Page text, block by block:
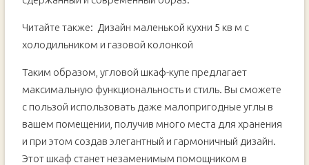
Читайте также: Дизайн маленькой кухни 5 кв м с
холодильником и газовой колонкой
Таким образом, угловой шкаф-купе предлагает
максимальную функциональность и стиль. Вы сможете
с пользой использовать даже малопригодные углы в
вашем помещении, получив много места для хранения
и при этом создав элегантный и гармоничный дизайн.
Этот шкаф станет незаменимым помощником в